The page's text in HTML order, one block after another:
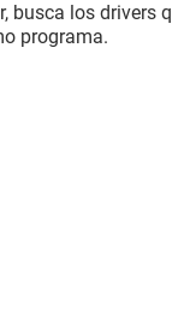
busca los drivers q
programa.